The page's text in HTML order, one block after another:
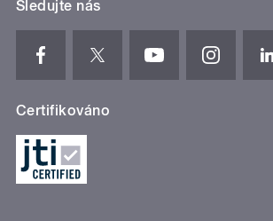
Sledujte nás
Certifikováno